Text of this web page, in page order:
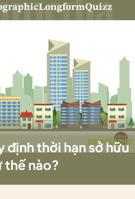
LongformQuizz
định thời hạn sở hữu
thế nào?